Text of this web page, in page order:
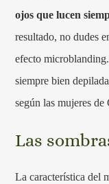
ojos que lucen
resultado, no dudes
efecto
siempre bien
según las mujeres de
Las
La característica del